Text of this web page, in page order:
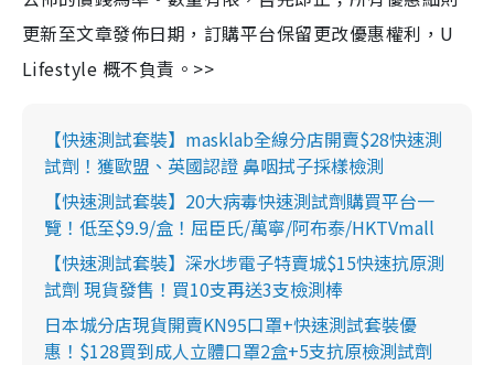
更新至文章發佈日期，訂購平台保留更改優惠權利，U
Lifestyle 概不負責。>>
【快速測試套裝】masklab全線分店開賣$28快速測
試劑！獲歐盟、英國認證 鼻咽拭子採樣檢測
【快速測試套裝】20大病毒快速測試劑購買平台一
覽！低至$9.9/盒！屈臣氏/萬寧/阿布泰/HKTVmall
【快速測試套裝】深水埗電子特賣城$15快速抗原測
試劑 現貨發售！買10支再送3支檢測棒
日本城分店現貨開賣KN95口罩+快速測試套裝優
惠！$128買到成人立體口罩2盒+5支抗原檢測試劑